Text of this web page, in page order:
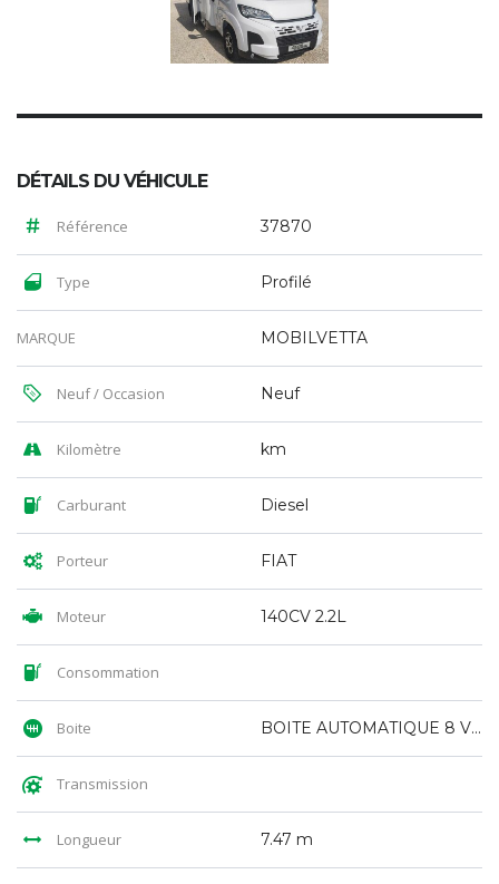
DÉTAILS DU VÉHICULE
Référence 37870
Type Profilé
MARQUE MOBILVETTA
Neuf / Occasion Neuf
Kilomètre km
Carburant Diesel
Porteur FIAT
Moteur 140CV 2.2L
Consommation
Boite BOITE AUTOMATIQUE 8 VITESSES
Transmission
Longueur 7.47 m